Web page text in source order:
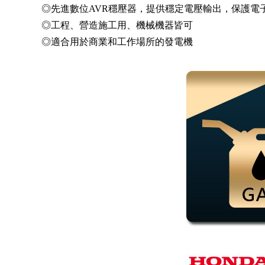
◎先進數位AVR穩壓器，提供穩定電壓輸出，保護電
◎工程、營造施工用、機械機器皆可
◎適合用於商業和工作場所的發電機